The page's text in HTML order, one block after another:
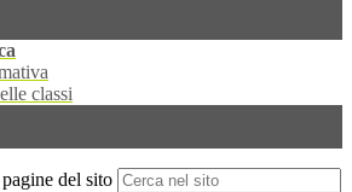
classi
del sito